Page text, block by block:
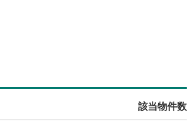
該当物件数